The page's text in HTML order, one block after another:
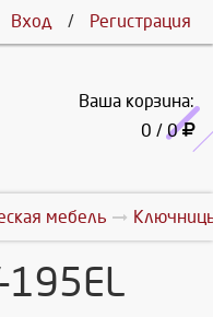
Вход / Регистрация
Ваша корзина:
0 / 0
мебель
195EL